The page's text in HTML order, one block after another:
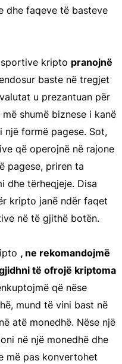
dhe faqeve të basteve
kripto pranojnë
baste në tregjet
u prezantuan për
shumë biznese i kanë
një formë pagese. Sot,
që operojnë në rajone
pagese, priren ta
dhe tërheqjeje. Disa
kripto janë ndër faqet
në të gjithë botën.
, ne rekomandojmë
të ofrojë kriptoma
që nëse
mund të vini bast në
atë monedhë. Nëse një
në një monedhë dhe
më pas konvertohet